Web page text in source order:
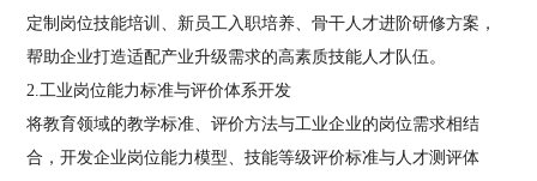
定制岗位技能培训、新员工入职培养、骨干人才进阶研修方案，
帮助企业打造适配产业升级需求的高素质技能人才队伍。
2.工业岗位能力标准与评价体系开发
将教育领域的教学标准、评价方法与工业企业的岗位需求相结
合，开发企业岗位能力模型、技能等级评价标准与人才测评体